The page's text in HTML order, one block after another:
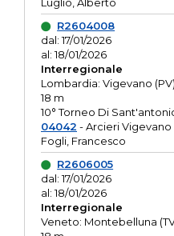
R2604008
dal: 17/01/2026
al: 18/01/2026
Interregionale
Lombardia: Vigevano (PV)
18 m
10° Torneo Di
04042 - Arcieri Vigevano
Fogli, Francesco
R2606005
dal: 17/01/2026
al: 18/01/2026
Interregionale
Veneto: Montebelluna